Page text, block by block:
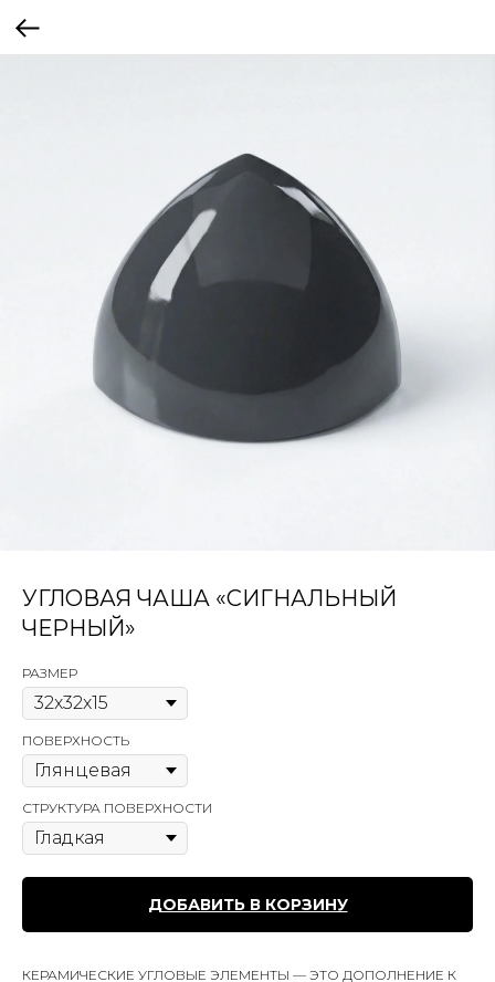
УГЛОВАЯ ЧАША «СИГНАЛЬНЫЙ
ЧЕРНЫЙ»
РАЗМЕР
ПОВЕРХНОСТЬ
СТРУКТУРА ПОВЕРХНОСТИ
ДОБАВИТЬ В КОРЗИНУ
КЕРАМИЧЕСКИЕ УГЛОВЫЕ ЭЛЕМЕНТЫ — ЭТО ДОПОЛНЕНИЕ К